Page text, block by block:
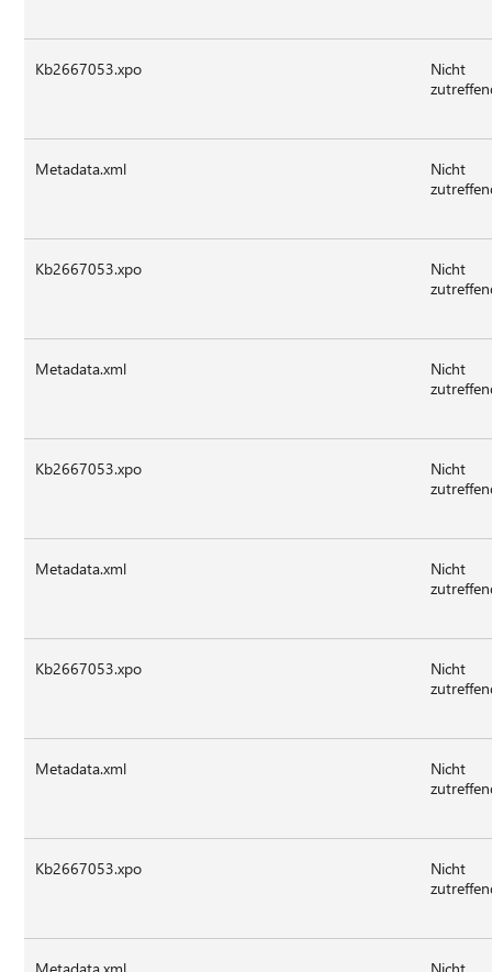
Kb2667053.xpo
Nicht
Metadata.xml
Nicht
Kb2667053.xpo
Nicht
Metadata.xml
Nicht
Kb2667053.xpo
Nicht
Metadata.xml
Nicht
Kb2667053.xpo
Nicht
Metadata.xml
Nicht
Kb2667053.xpo
Nicht
Metadata.xml Nicht